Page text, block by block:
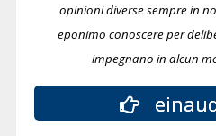
opinioni diverse sempre in
eponimo conoscere per
impegnano in alcun